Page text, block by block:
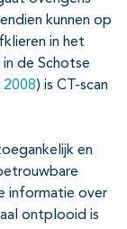
kunnen op
in het
de Schotse
2008) is CT-scan
en
informatie over
ontplooid is